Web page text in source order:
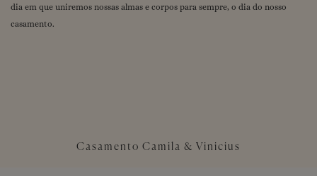
dia em que uniremos nossas almas e corpos para sempre, o dia do nosso
casamento.
Casamento Camila & Vinicius